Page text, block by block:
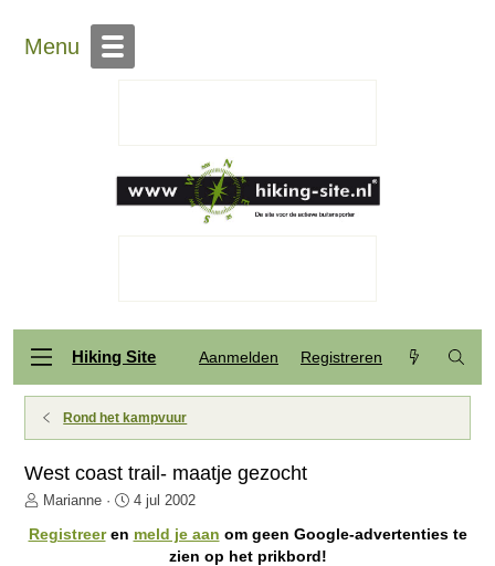
Menu
Hiking Site Aanmelden Registreren
Rond het kampvuur
West coast trail- maatje gezocht
O
d
Marianne
S
a
4 jul 2002
Registreeren meld je aan om geen Google-advertenties te
zien op het prikbord!